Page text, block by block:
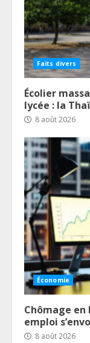
Faits divers
Écolier
lycée : la
8 août 2026
Économie
Chômage en
emploi
8 août 2026